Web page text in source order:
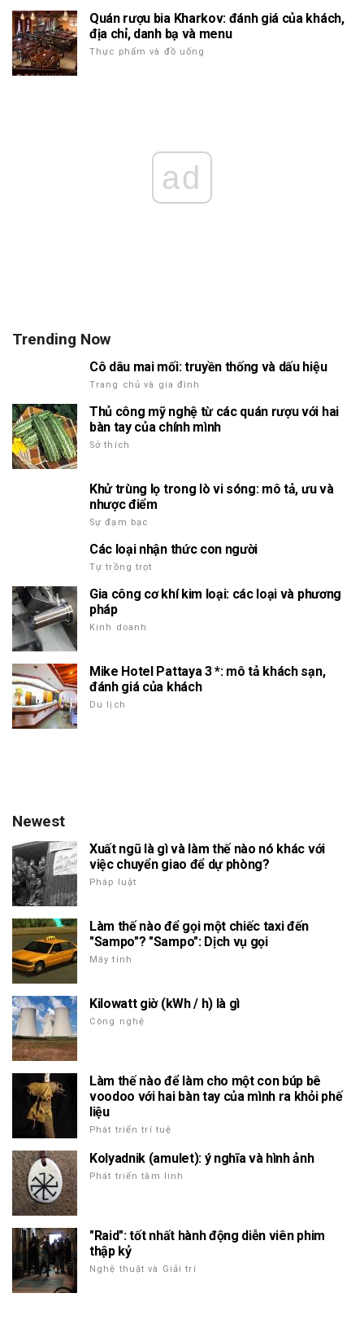
Quán rượu bia Kharkov: đánh giá của khách,
địa chỉ, danh bạ và menu
Thực phẩm và đồ uống
ad
Trending Now
Cô dâu mai mối: truyền thống và dấu hiệu
Trang chủ và gia đình
Thủ công mỹ nghệ từ các quán rượu với hai
bàn tay của chính mình
Sở thích
Khử trùng lọ trong lò vi sóng: mô tả, ưu và
nhược điểm
Sự đạm bạc
Các loại nhận thức con người
Tự trồng trọt
Gia công cơ khí kim loại: các loại và phương
pháp
Kinh doanh
Mike Hotel Pattaya 3 *: mô tả khách sạn,
đánh giá của khách
Du lịch
Newest
Xuất ngũ là gì và làm thế nào nó khác với
việc chuyển giao để dự phòng?
Pháp luật
Làm thế nào để gọi một chiếc taxi đến
"Sampo"? "Sampo": Dịch vụ gọi
Máy tính
Kilowatt giờ (kWh / h) là gì
Công nghệ
Làm thế nào để làm cho một con búp bê
voodoo với hai bàn tay của mình ra khỏi phế
liệu
Phát triển trí tuệ
Kolyadnik (amulet): ý nghĩa và hình ảnh
Phát triển tâm linh
"Raid": tốt nhất hành động diễn viên phim
thập kỷ
Nghệ thuật và Giải trí